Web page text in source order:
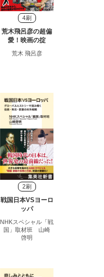
4刷
荒木飛呂彦の超偏
愛！映画の掟
荒木 飛呂彦
2刷
戦国日本VSヨーロ
ッパ
NHKスペシャル「戦
国」取材班 山崎
啓明